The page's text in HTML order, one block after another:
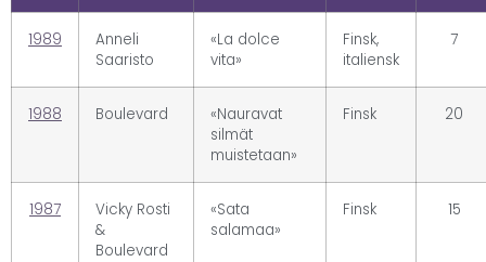
1989
Anneli
Saaristo
«La dolce
vita»
Finsk,
italiensk
7
1988 Boulevard
«Nauravat
silmät
muistetaan»
Finsk 20
1987
Vicky Rosti
&
Boulevard
«Sata
salamaa»
Finsk 15